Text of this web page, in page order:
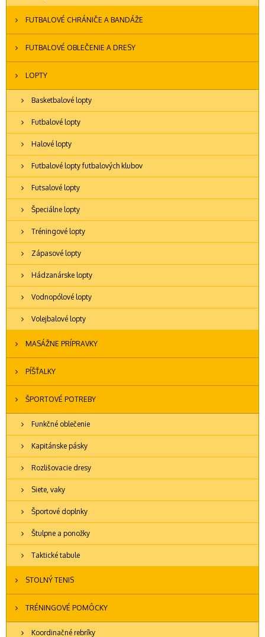
FUTBALOVÉ CHRÁNIČE A BANDÁŽE
FUTBALOVÉ OBLEČENIE A DRESY
LOPTY
Basketbalové lopty
Futbalové lopty
Halové lopty
Futbalové lopty futbalových klubov
Futsalové lopty
Špeciálne lopty
Tréningové lopty
Zápasové lopty
Hádzanárske lopty
Vodnopólové lopty
Volejbalové lopty
MASÁŽNE PRÍPRAVKY
PÍŠŤALKY
ŠPORTOVÉ POTREBY
Funkčné oblečenie
Kapitánske pásky
Rozlišovacie dresy
Siete, vaky
Športové doplnky
Štulpne a ponožky
Taktické tabule
STOLNÝ TENIS
TRÉNINGOVÉ POMÔCKY
Koordinačné rebríky